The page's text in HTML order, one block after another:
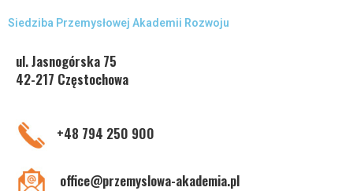
Siedziba Przemysłowej Akademii Rozwoju
ul. Jasnogórska 75
42-217 Częstochowa
+48 794 250 900
office@przemyslowa-akademia.pl